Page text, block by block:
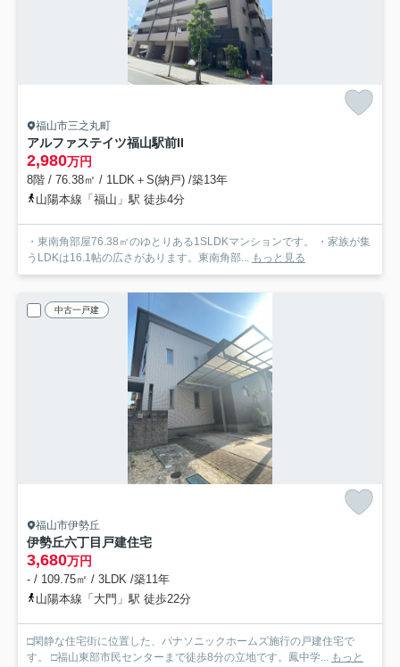
福山市三之丸町
アルファステイツ福山駅前II
2,980万円
8階 / 76.38㎡ / 1LDK＋S(納戸) /築13年
山陽本線「福山」駅 徒歩4分
・東南角部屋76.38㎡のゆとりある1SLDKマンションです。 ・家族が集
うLDKは16.1帖の広さがあります。東南角部... もっと見る
中古一戸建
福山市伊勢丘
伊勢丘六丁目戸建住宅
3,680万円
- / 109.75㎡ / 3LDK /築11年
山陽本線「大門」駅 徒歩22分
□閑静な住宅街に位置した、パナソニックホームズ施行の戸建住宅で
す。 □福山東部市民センターまで徒歩8分の立地です。鳳中学... もっと